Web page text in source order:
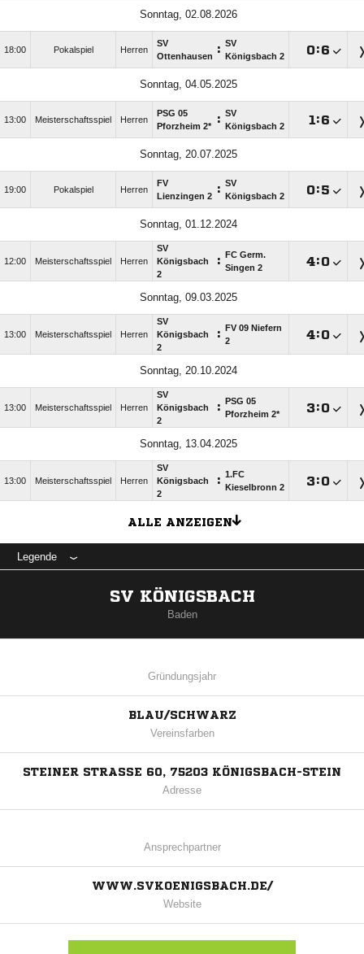
Sonntag, 02.08.2026
18:00 Pokalspiel Herren
SV
Ottenhausen : SV
Königsbach 2
:
Sonntag, 04.05.2025
13:00 Meisterschaftsspiel Herren
PSG 05
Pforzheim 2*
: SV
Königsbach 2
:
Sonntag, 20.07.2025
19:00 Pokalspiel Herren
FV
Lienzingen 2 : SV
Königsbach 2
:
Sonntag, 01.12.2024
12:00 Meisterschaftsspiel Herren
SV
Königsbach
2
:
FC Germ.
Singen 2
:
Sonntag, 09.03.2025
13:00 Meisterschaftsspiel Herren
SV
Königsbach
2
:
FV 09 Niefern
2
:
Sonntag, 20.10.2024
13:00 Meisterschaftsspiel Herren
SV
Königsbach
2
:
PSG 05
Pforzheim 2*
:
Sonntag, 13.04.2025
13:00 Meisterschaftsspiel Herren
SV
Königsbach
2
: 1.FC
Kieselbronn 2
:
ALLE ANZEIGEN
Legende
SV KÖNIGSBACH
Baden
Gründungsjahr
BLAU/SCHWARZ
Vereinsfarben
STEINER STRASSE 60, 75203 KÖNIGSBACH-STEIN
Adresse
Ansprechpartner
WWW.SVKOENIGSBACH.DE/
Website